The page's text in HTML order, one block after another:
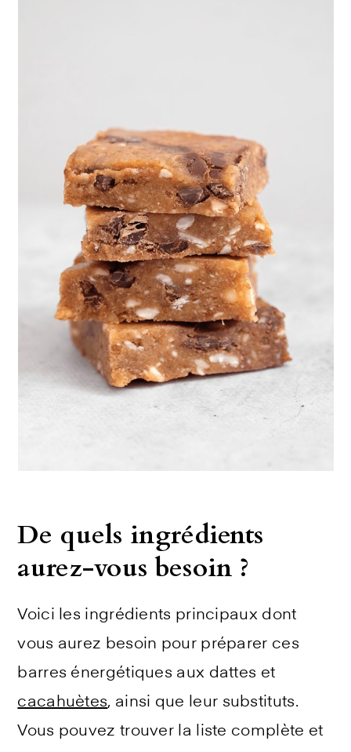
De quels ingrédients
aurez-vous besoin ?
Voici les ingrédients principaux dont
vous aurez besoin pour préparer ces
barres énergétiques aux dattes et
cacahuètes, ainsi que leur substituts.
Vous pouvez trouver la liste complète et